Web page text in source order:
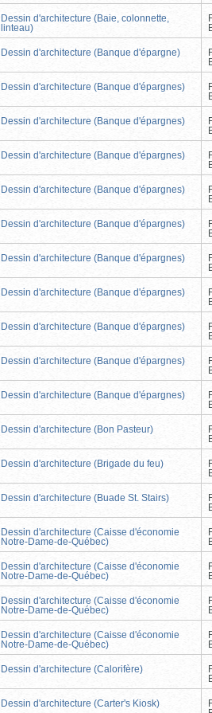
Dessin d'architecture (Baie, colonnette,
linteau)
Dessin d'architecture (Banque d'épargne)
Dessin d'architecture (Banque d'épargnes)
Dessin d'architecture (Banque d'épargnes)
Dessin d'architecture (Banque d'épargnes)
Dessin d'architecture (Banque d'épargnes)
Dessin d'architecture (Banque d'épargnes)
Dessin d'architecture (Banque d'épargnes)
Dessin d'architecture (Banque d'épargnes)
Dessin d'architecture (Banque d'épargnes)
Dessin d'architecture (Banque d'épargnes)
Dessin d'architecture (Banque d'épargnes)
Dessin d'architecture (Bon Pasteur)
Dessin d'architecture (Brigade du feu)
Dessin d'architecture (Buade St. Stairs)
Dessin d'architecture (Caisse d'économie
Notre-Dame-de-Québec)
Dessin d'architecture (Caisse d'économie
Notre-Dame-de-Québec)
Dessin d'architecture (Caisse d'économie
Notre-Dame-de-Québec)
Dessin d'architecture (Caisse d'économie
Notre-Dame-de-Québec)
Dessin d'architecture (Calorifère)
Dessin d'architecture (Carter's Kiosk)